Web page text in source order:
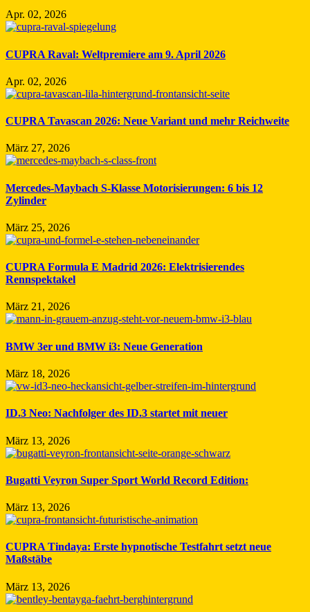
Apr. 02, 2026
CUPRA Raval: Weltpremiere am 9. April 2026
Apr. 02, 2026
CUPRA Tavascan 2026: Neue Variant und mehr Reichweite
März 27, 2026
Mercedes-Maybach S-Klasse Motorisierungen: 6 bis 12
Zylinder
März 25, 2026
CUPRA Formula E Madrid 2026: Elektrisierendes
Rennspektakel
März 21, 2026
BMW 3er und BMW i3: Neue Generation
März 18, 2026
ID.3 Neo: Nachfolger des ID.3 startet mit neuer
März 13, 2026
Bugatti Veyron Super Sport World Record Edition:
März 13, 2026
CUPRA Tindaya: Erste hypnotische Testfahrt setzt neue
Maßstäbe
März 13, 2026